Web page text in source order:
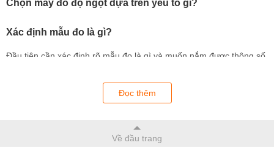
Chọn máy đo độ ngọt dựa trên yếu tố gì?
Xác định mẫu đo là gì?
Đầu tiên cần xác định rõ mẫu đo là gì và muốn nắm được thông số
mẫu dung dịch nước hoa quả thì nên mua khúc xạ kế đo nồng độ,
nước sốt cà chua, mứt, siro thì chọn máy đo độ brix.
Đọc thêm
Về đầu trang